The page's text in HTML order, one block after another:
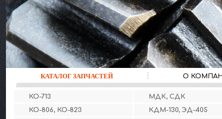
КАТАЛОГ ЗАПЧАСТЕЙ О
КО-713
МДК, СДК
КО-806, КО-823
КДМ-130, ЭД-405